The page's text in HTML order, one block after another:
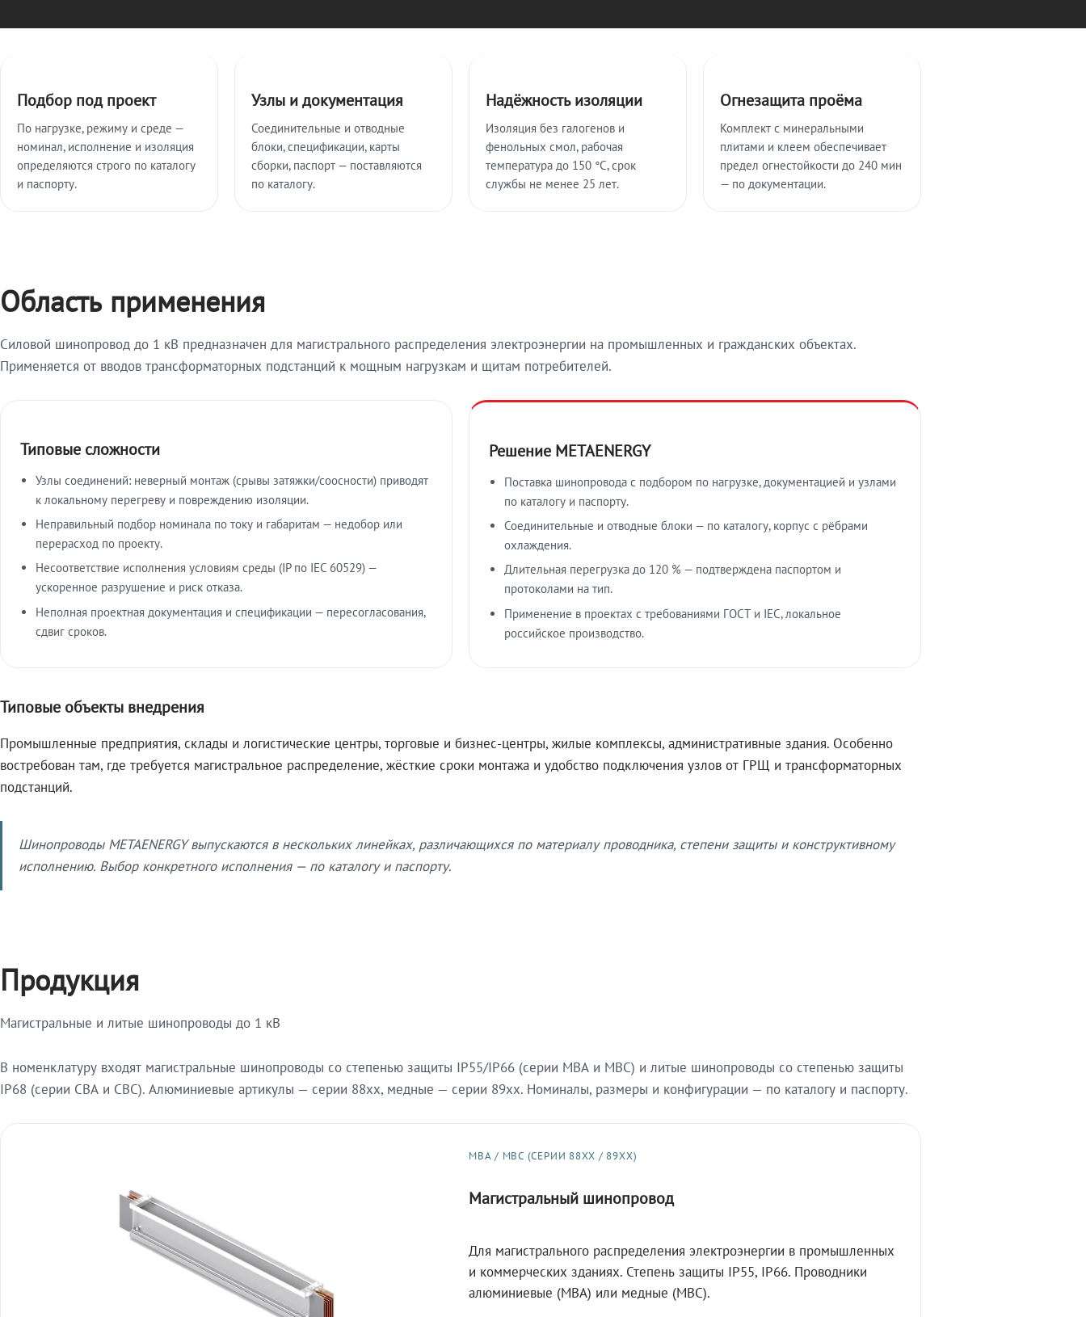
Подбор под проект
По нагрузке, режиму и среде —
номинал, исполнение и изоляция
определяются строго по каталогу
и паспорту.
Узлы и документация
Соединительные и отводные
блоки, спецификации, карты
сборки, паспорт — поставляются
по каталогу.
Надёжность изоляции
Изоляция без галогенов и
фенольных смол, рабочая
температура до 150 °C, срок
службы не менее 25 лет.
Огнезащита проёма
Комплект с минеральными
плитами и клеем обеспечивает
предел огнестойкости до 240 мин
— по документации.
Область применения
Силовой шинопровод до 1 кВ предназначен для магистрального распределения электроэнергии на промышленных и гражданских объектах.
Применяется от вводов трансформаторных подстанций к мощным нагрузкам и щитам потребителей.
Типовые сложности
Узлы соединений: неверный монтаж (срывы затяжки/соосности) приводят
к локальному перегреву и повреждению изоляции.
Неправильный подбор номинала по току и габаритам — недобор или
перерасход по проекту.
Несоответствие исполнения условиям среды (IP по IEC 60529) —
ускоренное разрушение и риск отказа.
Неполная проектная документация и спецификации — пересогласования,
сдвиг сроков.
Решение METAENERGY
Поставка шинопровода с подбором по нагрузке, документацией и узлами
по каталогу и паспорту.
Соединительные и отводные блоки — по каталогу, корпус с рёбрами
охлаждения.
Длительная перегрузка до 120 % — подтверждена паспортом и
протоколами на тип.
Применение в проектах с требованиями ГОСТ и IEC, локальное
российское производство.
Типовые объекты внедрения
Промышленные предприятия, склады и логистические центры, торговые и бизнес-центры, жилые комплексы, административные здания. Особенно
востребован там, где требуется магистральное распределение, жёсткие сроки монтажа и удобство подключения узлов от ГРЩ и трансформаторных
подстанций.
Шинопроводы METAENERGY выпускаются в нескольких линейках, различающихся по материалу проводника, степени защиты и конструктивному
исполнению. Выбор конкретного исполнения — по каталогу и паспорту.
Продукция
Магистральные и литые шинопроводы до 1 кВ
В номенклатуру входят магистральные шинопроводы со степенью защиты IP55/IP66 (серии МВА и МВС) и литые шинопроводы со степенью защиты
IP68 (серии СВА и СВС). Алюминиевые артикулы — серии 88xx, медные — серии 89xx. Номиналы, размеры и конфигурации — по каталогу и паспорту.
МВА / МВС (СЕРИИ 88XX / 89XX)
Магистральный шинопровод
Для магистрального распределения электроэнергии в промышленных
и коммерческих зданиях. Степень защиты IP55, IP66. Проводники
алюминиевые (МВА) или медные (МВС).